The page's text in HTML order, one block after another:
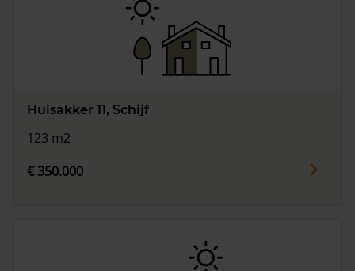
Huisakker 11, Schijf
123 m2
€ 350.000